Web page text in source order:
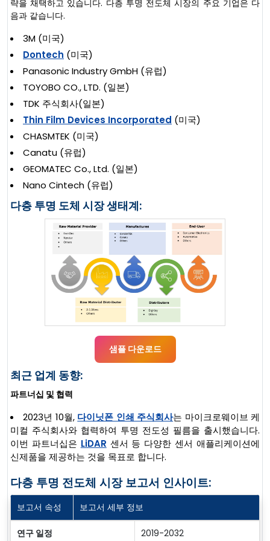
략을 채택하고 있습니다. 다층 투명 전도체 시장의 주요 기업은 다
음과 같습니다.
3M (미국)
Dontech (미국)
Panasonic Industry GmbH (유럽)
TOYOBO CO., LTD. (일본)
TDK 주식회사(일본)
Thin Film Devices Incorporated (미국)
CHASMTEK (미국)
Canatu (유럽)
GEOMATEC Co., Ltd. (일본)
Nano Cintech (유럽)
다층 투명 도체 시장 생태계:
샘플 다운로드
최근 업계 동향:
파트너십 및 협력
2023년 10월, 다이닛폰 인쇄 주식회사는 마이크로웨이브 케
미컬 주식회사와 협력하여 투명 전도성 필름을 출시했습니다.
이번 파트너십은 LiDAR 센서 등 다양한 센서 애플리케이션에
신제품을 제공하는 것을 목표로 합니다.
다층 투명 전도체 시장 보고서 인사이트:
보고서 속성 보고서 세부 정보
연구 일정 2019-2032